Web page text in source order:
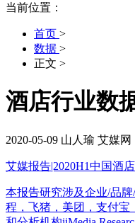
当前位置：
首页 >
数据 >
正文 >
酒店行业数
2020-05-09 山人瑜 艾媒网
艾媒报告|2020H1中国酒
本报告研究涉及企业/品
程，飞猪，美团，支付宝